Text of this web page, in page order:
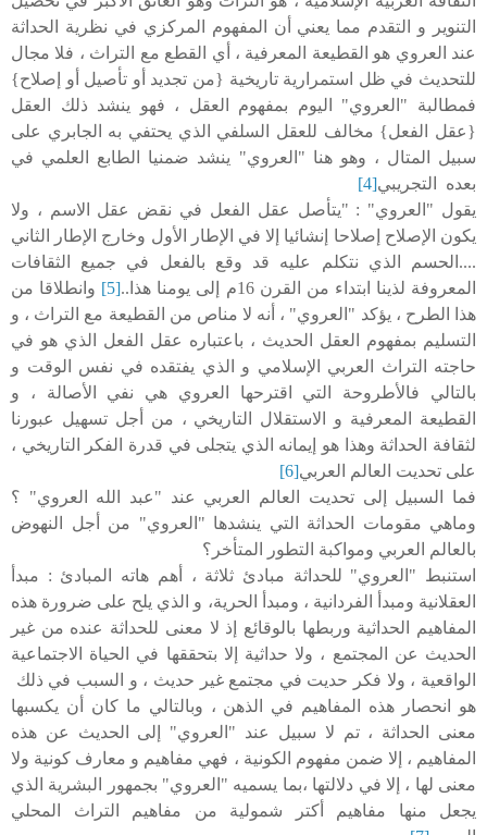
التنوير و التقدم مما يعني أن المفهوم المركزي في نظرية الحداثة
عند العروي هو القطيعة المعرفية ، أي القطع مع التراث ، فلا مجال
للتحديث في ظل استمرارية تاريخية {من تجديد أو تأصيل أو إصلاح}
فمطالبة "العروي" اليوم بمفهوم العقل ، فهو ينشد ذلك العقل
{عقل الفعل} مخالف للعقل السلفي الذي يحتفي به الجابري على
سبيل المتال ، وهو هنا "العروي" ينشد ضمنيا الطابع العلمي في
بعده التجريبي[4]
يقول "العروي" : "يتأصل عقل الفعل في نقض عقل الاسم ، ولا
يكون الإصلاح إصلاحا إنشائيا إلا في الإطار الأول وخارج الإطار الثاني
....الحسم الذي نتكلم عليه قد وقع بالفعل في جميع الثقافات
المعروفة لذينا ابتداء من القرن 16م إلى يومنا هذا..
[5] وانطلاقا من
هذا الطرح ، يؤكد "العروي" ، أنه لا مناص من القطيعة مع التراث ، و
التسليم بمفهوم العقل الحديث ، باعتباره عقل الفعل الذي هو في
حاجته التراث العربي الإسلامي و الذي يفتقده في نفس الوقت و
بالتالي فالأطروحة التي اقترحها العروي هي نفي الأصالة ، و
القطيعة المعرفية و الاستقلال التاريخي ، من أجل تسهيل عبورنا
لثقافة الحداثة وهذا هو إيمانه الذي يتجلى في قدرة الفكر التاريخي ،
على تحديت العالم العربي[6]
فما السبيل إلى تحديت العالم العربي عند "عبد الله العروي" ؟
وماهي مقومات الحداثة التي ينشدها "العروي" من أجل النهوض
بالعالم العربي ومواكبة التطور المتأخر؟
استنبط "العروي" للحداثة مبادئ ثلاثة ، أهم هاته المبادئ : مبدأ
العقلانية ومبدأ الفردانية ، ومبدأ الحرية، و الذي يلح على ضرورة هذه
المفاهيم الحداثية وربطها بالوقائع إذ لا معنى للحداثة عنده من غير
الحديث عن المجتمع ، ولا حداثية إلا بتحققها في الحياة الاجتماعية
الواقعية ، ولا فكر حديت في مجتمع غير حديث ، و السبب في ذلك
هو انحصار هذه المفاهيم في الذهن ، وبالتالي ما كان أن يكسبها
معنى الحداثة ، تم لا سبيل عند "العروي" إلى الحديث عن هذه
المفاهيم ، إلا ضمن مفهوم الكونية ، فهي مفاهيم و معارف كونية ولا
معنى لها ، إلا في دلالتها ،بما يسميه "العروي" بجمهور البشرية الذي
يجعل منها مفاهيم أكتر شمولية من مفاهيم التراث المحلي